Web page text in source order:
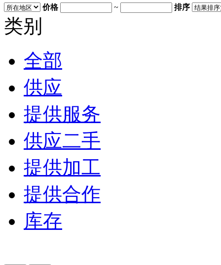
价格 ~ 排序
类别
全部
供应
提供服务
供应二手
提供加工
提供合作
库存